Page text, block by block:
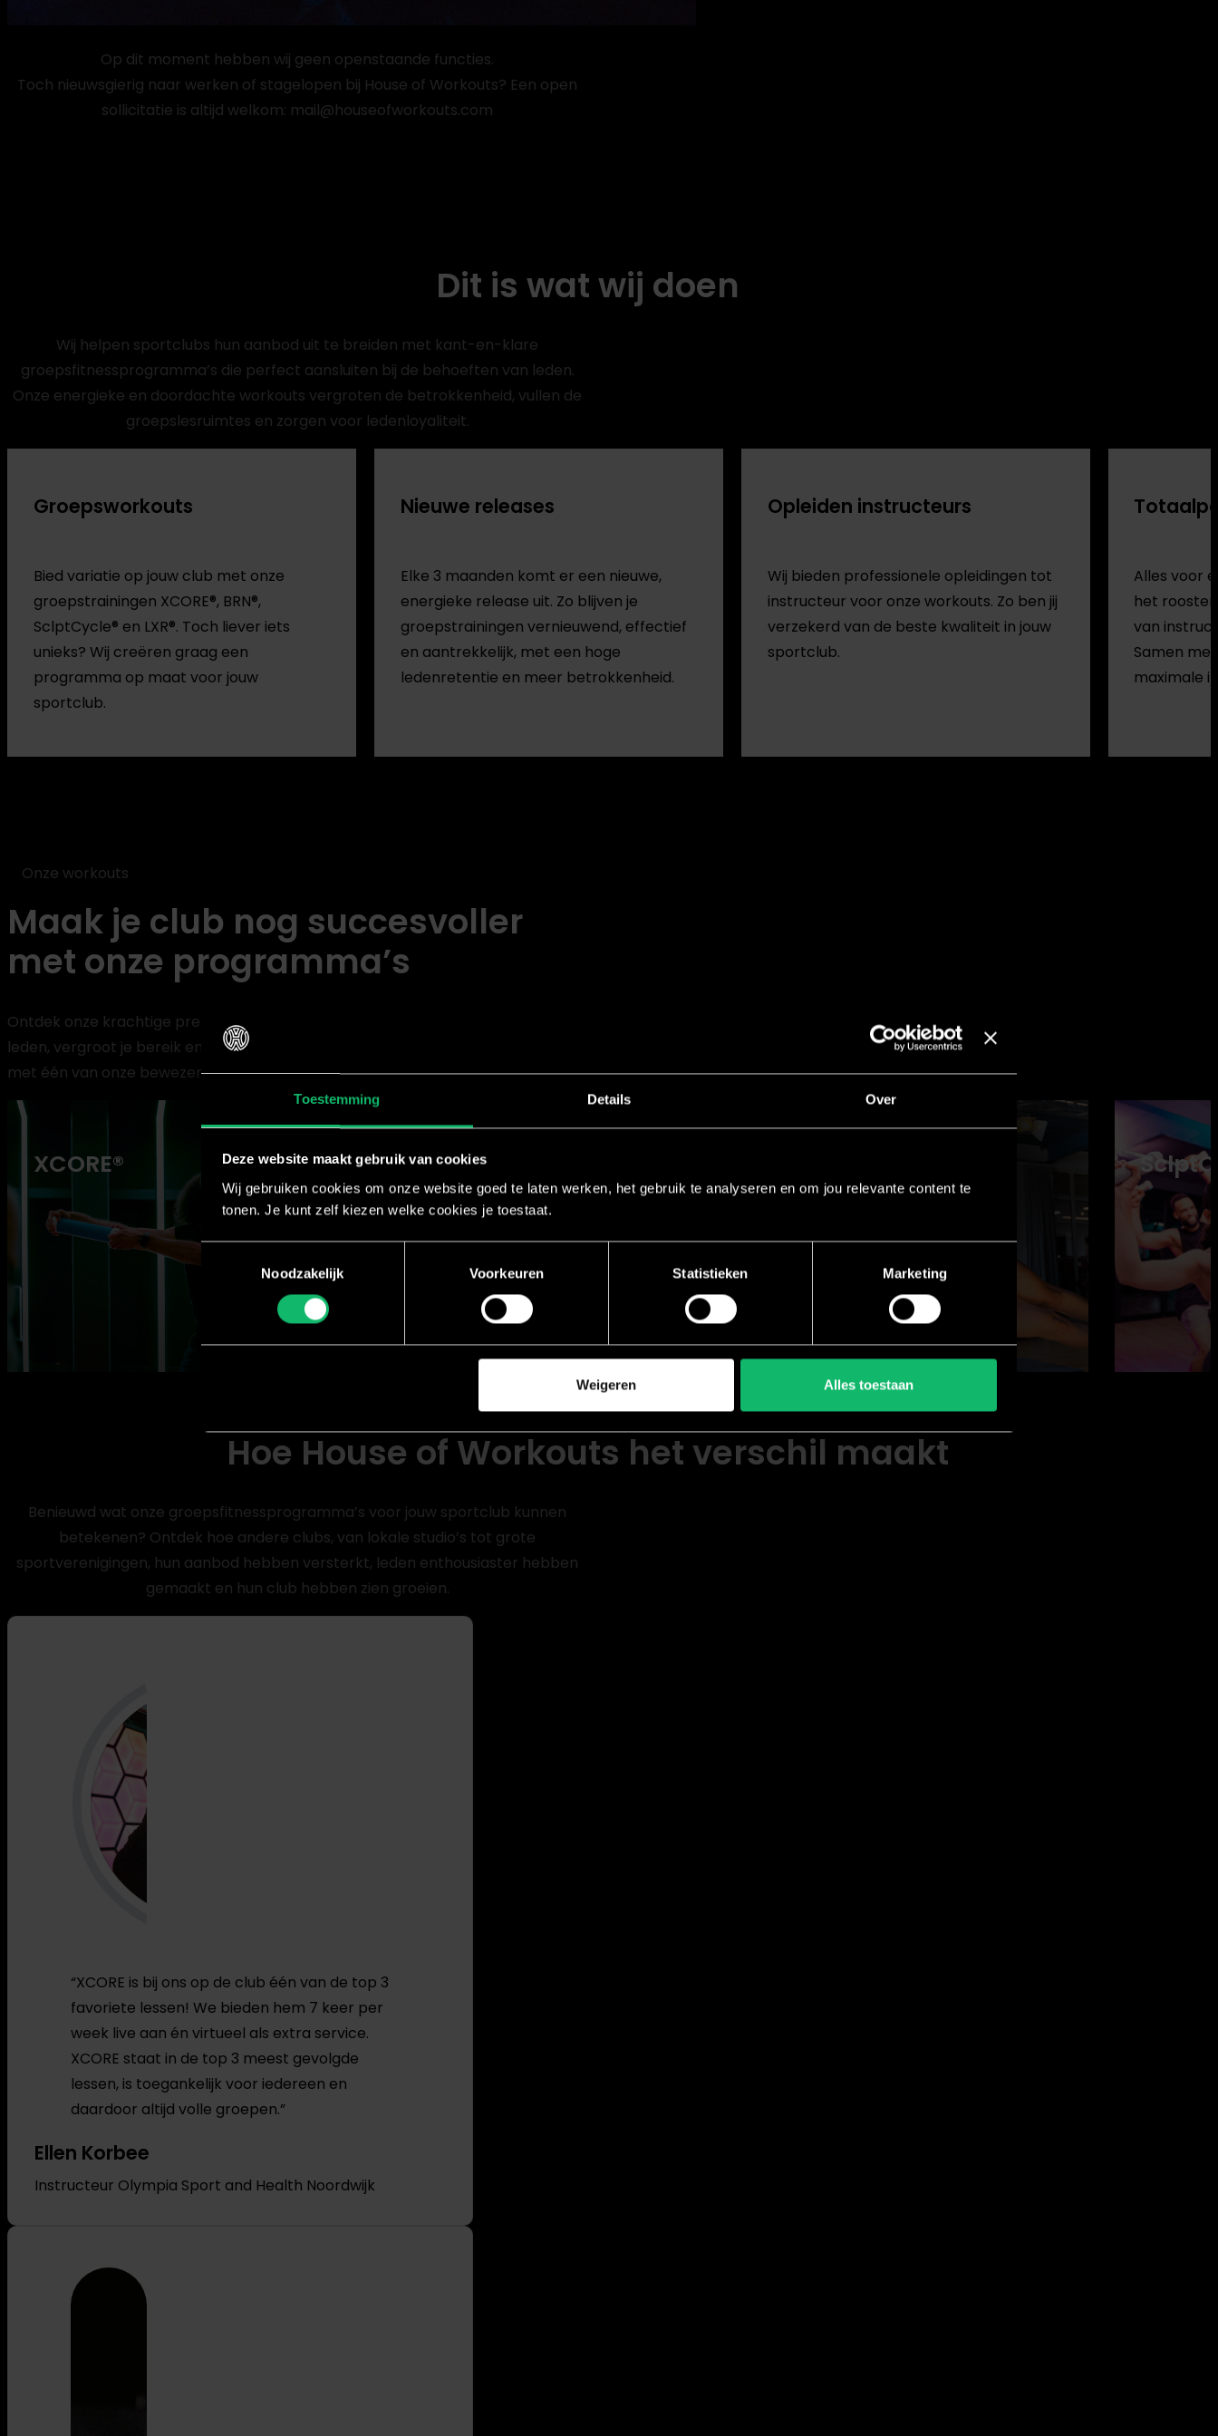
Toestemming Details Over
Deze website maakt gebruik van cookies
Wij gebruiken cookies om onze website goed te laten werken, het gebruik te analyseren en om jou relevante content te
tonen. Je kunt zelf kiezen welke cookies je toestaat.
Noodzakelijk
Voorkeuren Statistieken Marketing
Weigeren Alles toestaan
Op dit moment hebben wij geen openstaande functies.
Toch nieuwsgierig naar werken of stagelopen bij House of Workouts? Een open
sollicitatie is altijd welkom: mail@houseofworkouts.com
Dit is wat wij doen
Wij helpen sportclubs hun aanbod uit te breiden met kant-en-klare
groepsfitnessprogramma’s die perfect aansluiten bij de behoeften van leden.
Onze energieke en doordachte workouts vergroten de betrokkenheid, vullen de
groepslesruimtes en zorgen voor ledenloyaliteit.
Groepsworkouts
Bied variatie op jouw club met onze
groepstrainingen XCORE®, BRN®,
SclptCycle® en LXR®. Toch liever iets
unieks? Wij creëren graag een
programma op maat voor jouw
sportclub.
Nieuwe releases
Elke 3 maanden komt er een nieuwe,
energieke release uit. Zo blijven je
groepstrainingen vernieuwend, effectief
en aantrekkelijk, met een hoge
ledenretentie en meer betrokkenheid.
Opleiden instructeurs
Wij bieden professionele opleidingen tot
instructeur voor onze workouts. Zo ben jij
verzekerd van de beste kwaliteit in jouw
sportclub.
Alles voor
het rooster:
van
Samen
maximale
Onze workouts
Maak je club nog succesvoller
met onze programma’s
Ontdek onze krachtige pre-choreo groepsfitnessprogramma’s. Motiveer je
leden, vergroot je bereik en geef je sportclub direct resultaat. Start vandaag nog
met één van onze bewezen groepstrainingen en ontdek de voordelen.
XCORE® BRN®
Reviews
Hoe House of Workouts het verschil maakt
Benieuwd wat onze groepsfitnessprogramma’s voor jouw sportclub kunnen
betekenen? Ontdek hoe andere clubs, van lokale studio’s tot grote
sportverenigingen, hun aanbod hebben versterkt, leden enthousiaster hebben
gemaakt en hun club hebben zien groeien.
“XCORE is bij ons op de club één van de top 3
favoriete lessen! We bieden hem 7 keer per
week live aan én virtueel als extra service.
XCORE staat in de top 3 meest gevolgde
lessen, is toegankelijk voor iedereen en
daardoor altijd volle groepen.”
Ellen Korbee
Instructeur Olympia Sport and Health Noordwijk